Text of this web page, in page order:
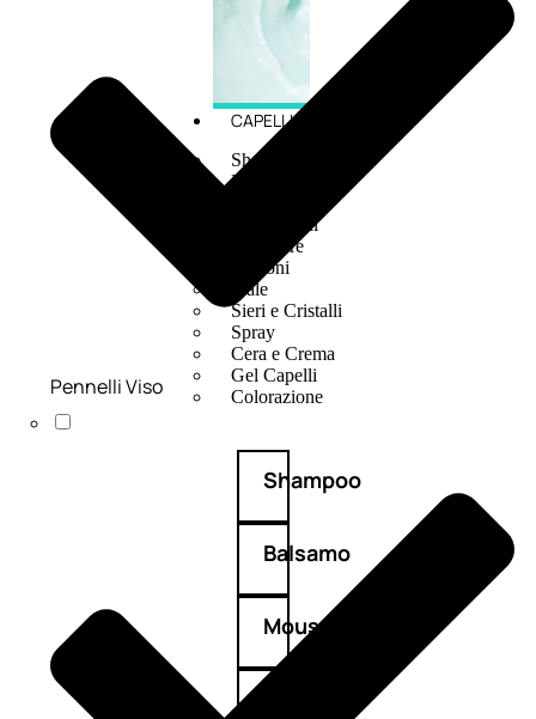
CAPELLI
Shampoo
Balsamo
Olii Capelli
Maschere
Lozioni
Fiale
Sieri e Cristalli
Spray
Cera e Crema
Gel Capelli
Colorazione
Shampoo
Balsamo
Mousse
Pennelli Viso